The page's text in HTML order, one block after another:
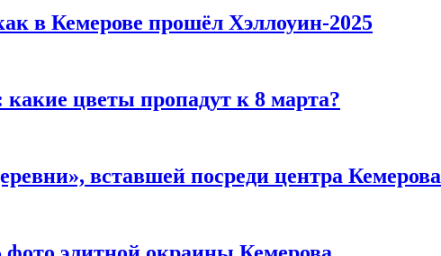
в Кемерове прошёл Хэллоуин-2025
какие цветы пропадут к 8 марта?
вставшей посреди центра Кемерова